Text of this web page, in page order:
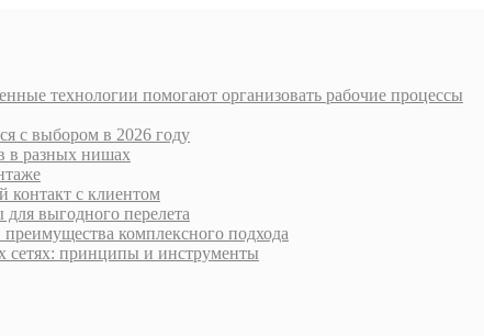
технологии помогают организовать рабочие процессы
с выбором в 2026 году
в разных нишах
контакт с клиентом
выгодного перелета
комплексного подхода
сетях: принципы и инструменты